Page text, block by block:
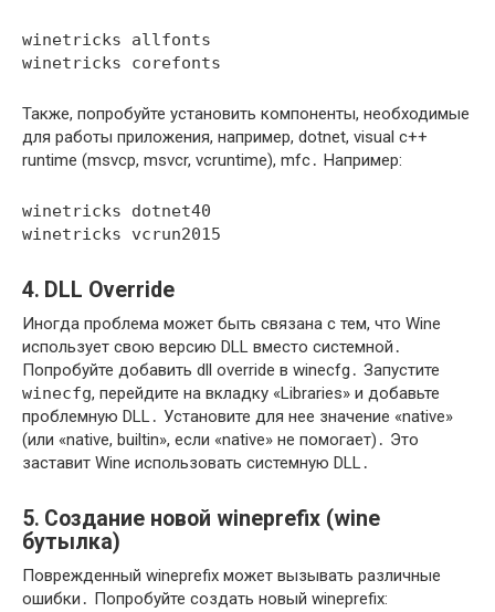
winetricks allfonts
winetricks corefonts
Также, попробуйте установить компоненты, необходимые
для работы приложения, например, dotnet, visual c++
runtime (msvcp, msvcr, vcruntime), mfc․ Например:
winetricks dotnet40
winetricks vcrun2015
4․ DLL Override
Иногда проблема может быть связана с тем, что Wine
использует свою версию DLL вместо системной․
Попробуйте добавить dll override в winecfg․ Запустите
winecfg, перейдите на вкладку «Libraries» и добавьте
проблемную DLL․ Установите для нее значение «native»
(или «native, builtin», если «native» не помогает)․ Это
заставит Wine использовать системную DLL․
5․ Создание новой wineprefix (wine
бутылка)
Поврежденный wineprefix может вызывать различные
ошибки․ Попробуйте создать новый wineprefix: